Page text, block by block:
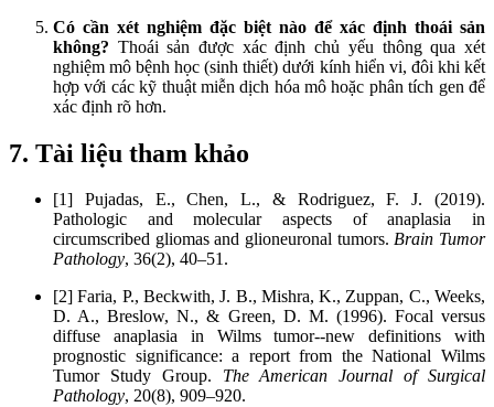
Có cần xét nghiệm đặc biệt nào để xác định thoái sản
không? Thoái sản được xác định chủ yếu thông qua xét
nghiệm mô bệnh học (sinh thiết) dưới kính hiển vi, đôi khi kết
hợp với các kỹ thuật miễn dịch hóa mô hoặc phân tích gen để
xác định rõ hơn.
7. Tài liệu tham khảo
[1] Pujadas, E., Chen, L., & Rodriguez, F. J. (2019).
Pathologic and molecular aspects of anaplasia in
circumscribed gliomas and glioneuronal tumors.Brain Tumor
Pathology, 36(2), 40–51.
[2] Faria, P., Beckwith, J. B., Mishra, K., Zuppan, C., Weeks,
D. A., Breslow, N., & Green, D. M. (1996). Focal versus
diffuse anaplasia in Wilms tumor--new definitions with
prognostic significance: a report from the National Wilms
Tumor Study Group. The American Journal of Surgical
Pathology, 20(8), 909–920.